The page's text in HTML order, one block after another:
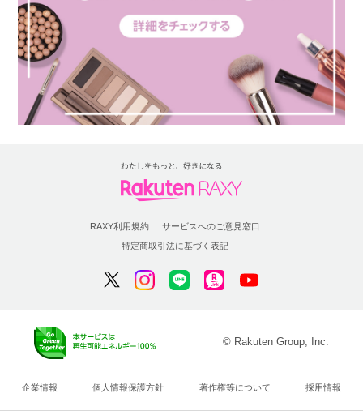
RAXY利用規約
サービスへのご意見窓口
特定商取引法に基づく表記
© Rakuten Group, Inc.
企業情報 個人情報保護方針 著作権等について 採用情報